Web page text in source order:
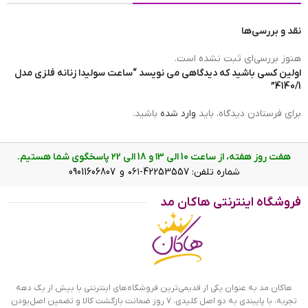
رنگ صفحه سفید
ویژگی ساعت سولیدا زنانه فلزی مدل
دور تا دور قاب نگین‌کاری شده که بر زیبایی ساعت افزوده است.
علاوه بر ویژگی های ظاهری اگر به داخل ساعت نگاه کنید، سه
نقد و بررسی‌ها
هنوز بررسی‌ای ثبت نشده است.
اولین کسی باشید که دیدگاهی می نویسد “ساعت سولیدا زنانه فلزی مدل
4140/1”
برای فرستادن دیدگاه، باید وارد شده باشید.
هفت روز هفته، از ساعت 10 الی ۱3 و 18 الی ۲2 پاسخگوی شما هستیم.
شماره تلفن: 42253557-۰۶۱ و 09011606807
فروشگاه اینترنتی هاکان مد
هاکان مد به عنوان یکی از قدیمی‌ترین فروشگاه‌های اینترنتی با بیش از یک دهه
تجربه، با پایبندی به دو اصل کلیدی، ۷ روز ضمانت بازگشت کالا و تضمین اصل‌بودن